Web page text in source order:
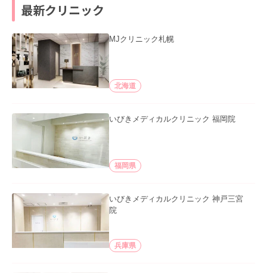
最新クリニック
MJクリニック札幌
北海道
いびきメディカルクリニック 福岡院
福岡県
いびきメディカルクリニック 神戸三宮
院
兵庫県